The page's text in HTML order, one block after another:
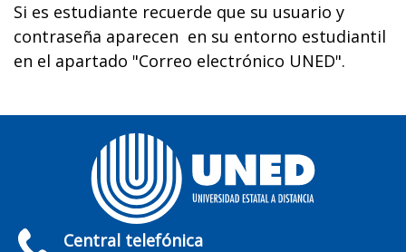
Si es estudiante recuerde que su usuario y
contraseña aparecen en su entorno estudiantil
en el apartado "Correo electrónico UNED".
Central telefónica